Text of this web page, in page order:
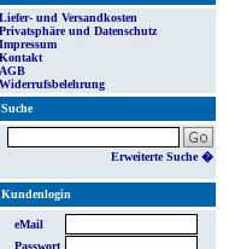
Liefer- und Versandkosten
Privatsphäre und Datenschutz
Impressum
Kontakt
AGB
Widerrufsbelehrung
Suche
Erweiterte Suche �
Kundenlogin
eMail
Passwort